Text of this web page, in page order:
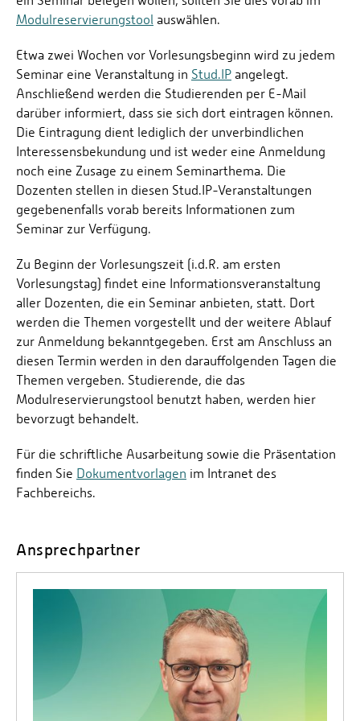
Modulreservierungstool auswählen.
Etwa zwei Wochen vor Vorlesungsbeginn wird zu jedem
Seminar eine Veranstaltung in Stud.IP angelegt.
Anschließend werden die Studierenden per E-Mail
darüber informiert, dass sie sich dort eintragen können.
Die Eintragung dient lediglich der unverbindlichen
Interessensbekundung und ist weder eine Anmeldung
noch eine Zusage zu einem Seminarthema. Die
Dozenten stellen in diesen Stud.IP-Veranstaltungen
gegebenenfalls vorab bereits Informationen zum
Seminar zur Verfügung.
Zu Beginn der Vorlesungszeit (i.d.R. am ersten
Vorlesungstag) findet eine Informationsveranstaltung
aller Dozenten, die ein Seminar anbieten, statt. Dort
werden die Themen vorgestellt und der weitere Ablauf
zur Anmeldung bekanntgegeben. Erst am Anschluss an
diesen Termin werden in den darauffolgenden Tagen die
Themen vergeben. Studierende, die das
Modulreservierungstool benutzt haben, werden hier
bevorzugt behandelt.
Für die schriftliche Ausarbeitung sowie die Präsentation
finden Sie Dokumentvorlagen im Intranet des
Fachbereichs.
Ansprechpartner